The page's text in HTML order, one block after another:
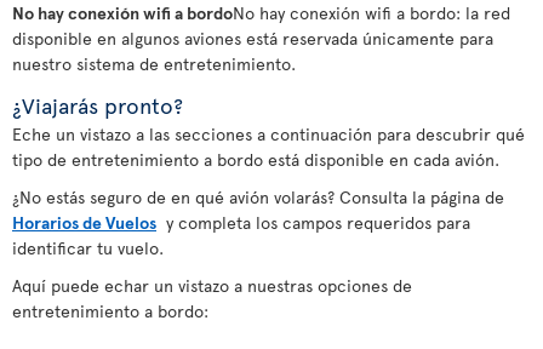
No hay conexión wifi a bordoNo hay conexión wifi a bordo: la red
disponible en algunos aviones está reservada únicamente para
nuestro sistema de entretenimiento.
¿Viajarás pronto?
Eche un vistazo a las secciones a continuación para descubrir qué
tipo de entretenimiento a bordo está disponible en cada avión.
¿No estás seguro de en qué avión volarás? Consulta la página de
Horarios de Vuelos y completa los campos requeridos para
identificar tu vuelo.
Aquí puede echar un vistazo a nuestras opciones de
entretenimiento a bordo: